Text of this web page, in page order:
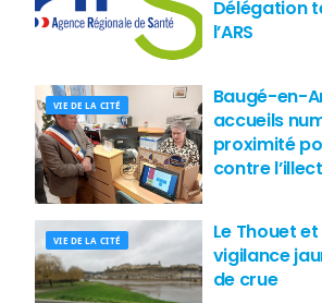
Délégation
l’ARS
VIE DE LA CITÉ
Baugé-en-
accueils
proximité
contre
VIE DE LA CITÉ
Le Thouet
vigilance
de crue